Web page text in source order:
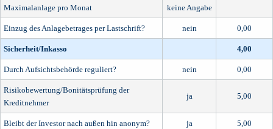
Maximalanlage pro Monat keine Angabe
Einzug des Anlagebetrages per Lastschrift? nein 0,00
Sicherheit/Inkasso 4,00
Durch Aufsichtsbehörde reguliert? nein 0,00
Risikobewertung/Bonitätsprüfung der
Kreditnehmer
ja 5,00
Bleibt der Investor nach außen hin anonym? ja 5,00